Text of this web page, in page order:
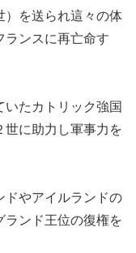
）を送られ這々の体
ランスに再亡命す
いたカトリック強国
世に助力し軍事力を
ドやアイルランドの
ランド王位の復権を